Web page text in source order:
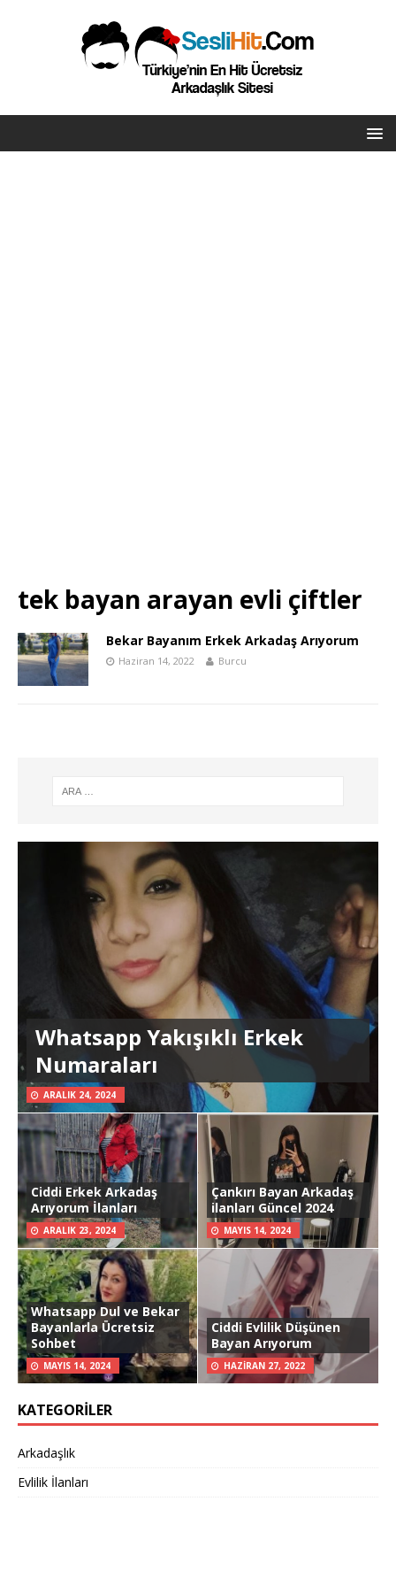
tek bayan arayan evli çiftler
Bekar Bayanım Erkek Arkadaş Arıyorum
Haziran 14, 2022 Burcu
Whatsapp Yakışıklı Erkek
Numaraları
ARALIK 24, 2024
Ciddi Erkek Arkadaş
Arıyorum İlanları
ARALIK 23, 2024
Çankırı Bayan Arkadaş
ilanları Güncel 2024
MAYIS 14, 2024
Whatsapp Dul ve Bekar
Bayanlarla Ücretsiz
Sohbet
MAYIS 14, 2024
Ciddi Evlilik Düşünen
Bayan Arıyorum
HAZIRAN 27, 2022
KATEGORILER
Arkadaşlık
Evlilik İlanları